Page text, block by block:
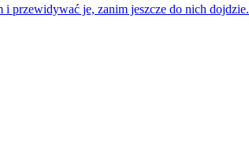
przewidywać je, zanim jeszcze do nich dojdzie.